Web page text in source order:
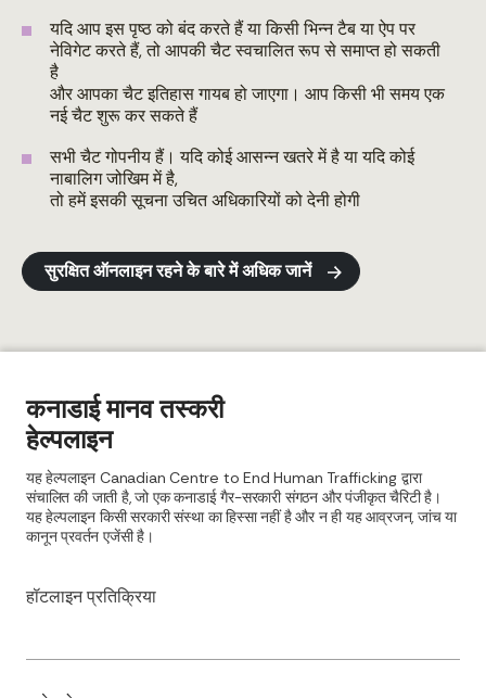
यदि आप इस पृष्ठ को बंद करते हैं या किसी भिन्न टैब या ऐप पर
नेविगेट करते हैं, तो आपकी चैट स्वचालित रूप से समाप्त हो सकती
है
और आपका चैट इतिहास गायब हो जाएगा। आप किसी भी समय एक
नई चैट शुरू कर सकते हैं
सभी चैट गोपनीय हैं। यदि कोई आसन्न खतरे में है या यदि कोई
नाबालिग जोखिम में है,
तो हमें इसकी सूचना उचित अधिकारियों को देनी होगी
सुरक्षित ऑनलाइन रहने के बारे में अधिक जानें
कनाडाई मानव तस्करी
हेल्पलाइन
हॉटलाइन प्रतिक्रिया
यह हेल्पलाइन Canadian Centre to End Human Trafficking द्वारा
संचालित की जाती है, जो एक कनाडाई गैर-सरकारी संगठन और पंजीकृत चैरिटी है।
यह हेल्पलाइन किसी सरकारी संस्था का हिस्सा नहीं है और न ही यह आव्रजन, जांच या
कानून प्रवर्तन एजेंसी है।